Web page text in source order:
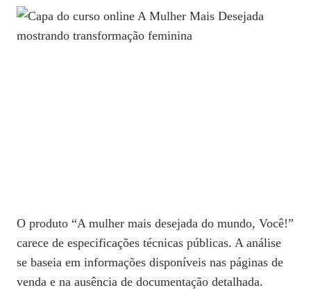
O produto “A mulher mais desejada do mundo, Você!”
carece de especificações técnicas públicas. A análise
se baseia em informações disponíveis nas páginas de
venda e na ausência de documentação detalhada.